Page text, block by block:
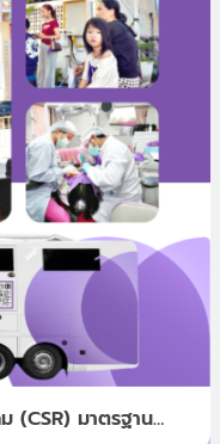
(CSR) มาตรฐาน